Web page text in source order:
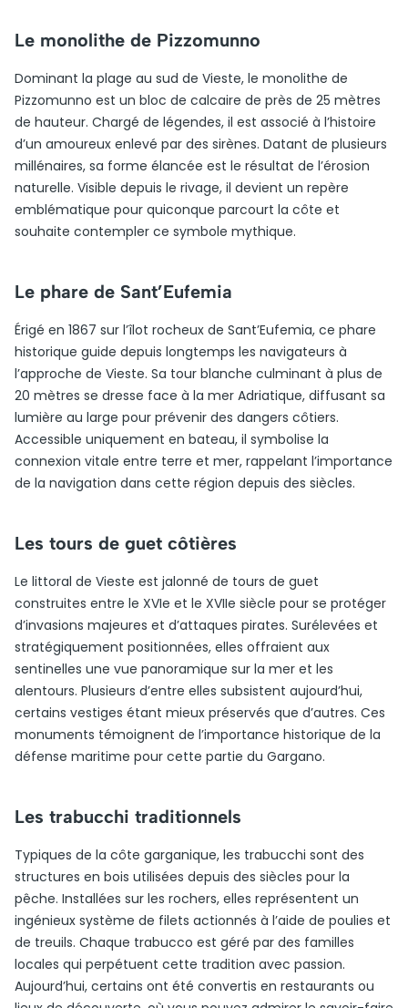
Le monolithe de Pizzomunno
Dominant la plage au sud de Vieste, le monolithe de
Pizzomunno est un bloc de calcaire de près de 25 mètres
de hauteur. Chargé de légendes, il est associé à l’histoire
d’un amoureux enlevé par des sirènes. Datant de plusieurs
millénaires, sa forme élancée est le résultat de l’érosion
naturelle. Visible depuis le rivage, il devient un repère
emblématique pour quiconque parcourt la côte et
souhaite contempler ce symbole mythique.
Le phare de Sant’Eufemia
Érigé en 1867 sur l’îlot rocheux de Sant’Eufemia, ce phare
historique guide depuis longtemps les navigateurs à
l’approche de Vieste. Sa tour blanche culminant à plus de
20 mètres se dresse face à la mer Adriatique, diffusant sa
lumière au large pour prévenir des dangers côtiers.
Accessible uniquement en bateau, il symbolise la
connexion vitale entre terre et mer, rappelant l’importance
de la navigation dans cette région depuis des siècles.
Les tours de guet côtières
Le littoral de Vieste est jalonné de tours de guet
construites entre le XVIe et le XVIIe siècle pour se protéger
d’invasions majeures et d’attaques pirates. Surélevées et
stratégiquement positionnées, elles offraient aux
sentinelles une vue panoramique sur la mer et les
alentours. Plusieurs d’entre elles subsistent aujourd’hui,
certains vestiges étant mieux préservés que d’autres. Ces
monuments témoignent de l’importance historique de la
défense maritime pour cette partie du Gargano.
Les trabucchi traditionnels
Typiques de la côte garganique, les trabucchi sont des
structures en bois utilisées depuis des siècles pour la
pêche. Installées sur les rochers, elles représentent un
ingénieux système de filets actionnés à l’aide de poulies et
de treuils. Chaque trabucco est géré par des familles
locales qui perpétuent cette tradition avec passion.
Aujourd’hui, certains ont été convertis en restaurants ou